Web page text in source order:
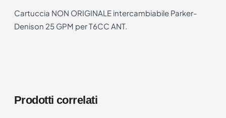
Cartuccia NON ORIGINALE intercambiabile Parker-
Denison 25 GPM per T6CC ANT.
Prodotti correlati